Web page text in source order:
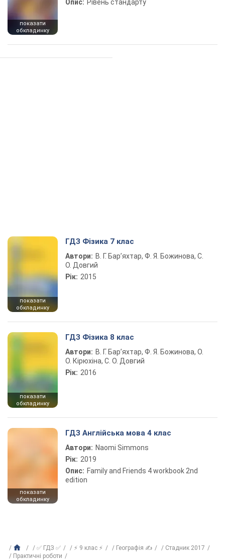
показати
обкладинку
Опис: Рівень стандарту
показати
обкладинку
ГДЗ Фізика 7 клас
Автори: В. Г. Бар’яхтар, Ф. Я. Божинова, С.
О. Довгий
Рік: 2015
показати
обкладинку
ГДЗ Фізика 8 клас
Автори: В. Г. Бар’яхтар, Ф. Я. Божинова, О.
О. Кірюхіна, С. О. Довгий
Рік: 2016
показати
обкладинку
ГДЗ Англійська мова 4 клас
Автори: Naomi Simmons
Рік: 2019
Опис: Family and Friends 4 workbook 2nd
edition
✅ ГДЗ ✅ ⚡ 9 клас ⚡ Географія ✍
Стадник 2017
Практичні роботи